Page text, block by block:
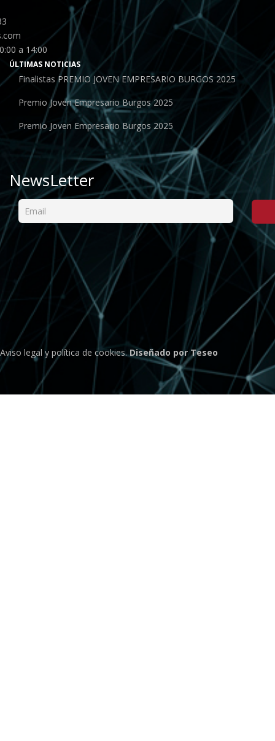
a 14:00
ÚLTIMAS NOTICIAS
Finalistas PREMIO JOVEN EMPRESARIO BURGOS 2025
Premio Joven Empresario Burgos 2025
Premio Joven Empresario Burgos 2025
NewsLetter
Aviso legal y política de cookies.Diseñado por Teseo